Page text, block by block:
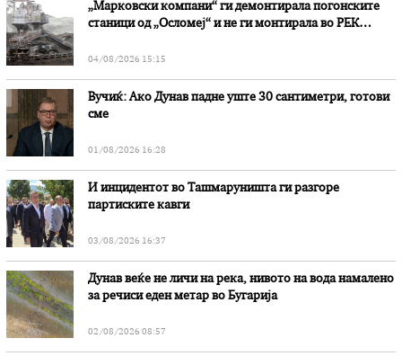
„Марковски компани“ ги демонтирала погонските
станици од „Осломеј“ и не ги монтирала во РЕК
04/08/2026 15:15
Вучиќ: Ако Дунав падне уште 30 сантиметри, готови
сме
01/08/2026 16:28
И инцидентот во Ташмаруништa ги разгоре
партиските кавги
03/08/2026 16:37
Дунав веќе не личи на река, нивото на вода намалено
за речиси еден метар во Бугарија
02/08/2026 08:57